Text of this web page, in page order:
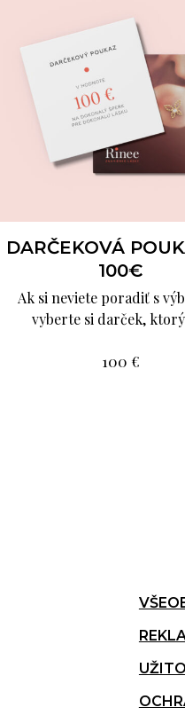
DARČEKOVÁ
100€
Ak si neviete poradiť s
vyberte si darček,
100 €